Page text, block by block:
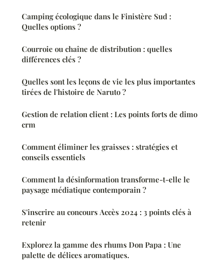
Camping écologique dans le Finistère Sud :
Quelles options ?
Courroie ou chaîne de distribution : quelles
différences clés ?
Quelles sont les leçons de vie les plus importantes
tirées de l'histoire de Naruto ?
Gestion de relation client : Les points forts de dimo
crm
Comment éliminer les graisses : stratégies et
conseils essentiels
Comment la désinformation transforme-t-elle le
paysage médiatique contemporain ?
S'inscrire au concours Accès 2024 : 3 points clés à
retenir
Explorez la gamme des rhums Don Papa : Une
palette de délices aromatiques.